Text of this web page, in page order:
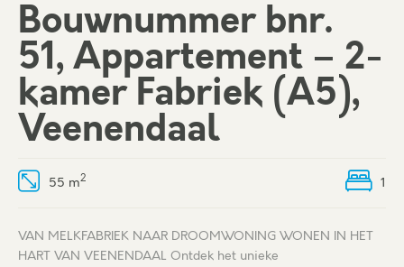
Bouwnummer bnr.
51, Appartement – 2-
kamer Fabriek (A5),
Veenendaal
55 m2 1
VAN MELKFABRIEK NAAR DROOMWONING WONEN IN HET
HART VAN VEENENDAAL Ontdek het unieke